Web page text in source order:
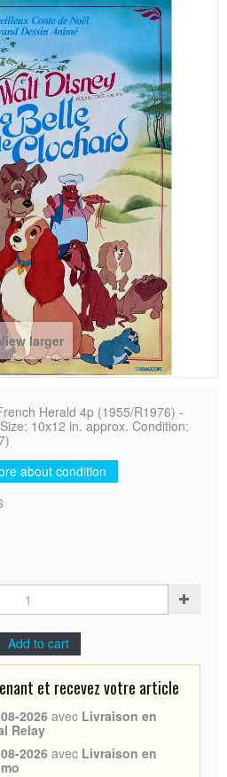
larger
Herald 4p (1955/R1976) -
10x12 in. approx. Condition:
about condition
Add to cart
et recevez votre article
2026 avec Livraison en
Relay
2026 avec Livraison en